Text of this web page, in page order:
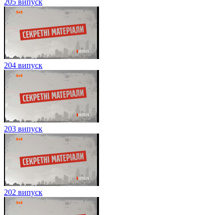
204 випуск
203 випуск
202 випуск